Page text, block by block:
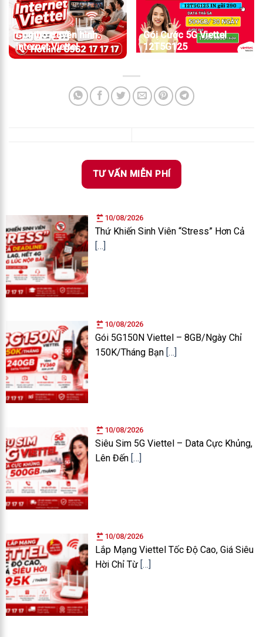
10/08/2026
Thứ Khiến Sinh Viên “Stress” Hơn Cả
[…]
10/08/2026
Gói 5G150N Viettel – 8GB/Ngày Chỉ
150K/Tháng Bạn […]
10/08/2026
Siêu Sim 5G Viettel – Data Cực Khủng,
Lên Đến […]
10/08/2026
Lắp Mạng Viettel Tốc Độ Cao, Giá Siêu
Hời Chỉ Từ […]
Combo truyền hình
internet Viettel
Gói Cước 5G Viettel
12T5G125
TƯ VẤN MIỄN PHÍ